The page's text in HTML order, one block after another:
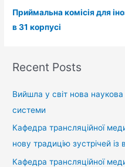
Приймальна комісія для
в 31 корпусі
Recent Posts
Вийшла у світ нова наукова
системи
Кафедра трансляційної
нову традицію зустрічей із
Кафедра трансляційної